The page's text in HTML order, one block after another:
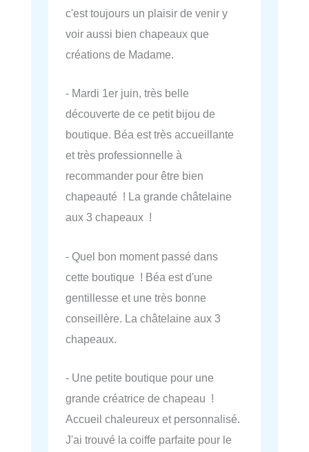
c'est toujours un plaisir de venir y
voir aussi bien chapeaux que
créations de Madame.
- Mardi 1er juin, très belle
découverte de ce petit bijou de
boutique. Béa est très accueillante
et très professionnelle à
recommander pour être bien
chapeauté ! La grande châtelaine
aux 3 chapeaux !
- Quel bon moment passé dans
cette boutique ! Béa est d'une
gentillesse et une très bonne
conseillère. La châtelaine aux 3
chapeaux.
- Une petite boutique pour une
grande créatrice de chapeau !
Accueil chaleureux et personnalisé.
J'ai trouvé la coiffe parfaite pour le